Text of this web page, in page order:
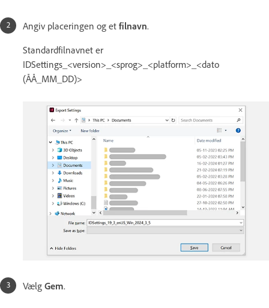
Angiv placeringen og et filnavn.
Standardfilnavnet er
IDSettings_<version>_<sprog>_<platform>_<dato
(ÅÅ_MM_DD)>
Vælg Gem.